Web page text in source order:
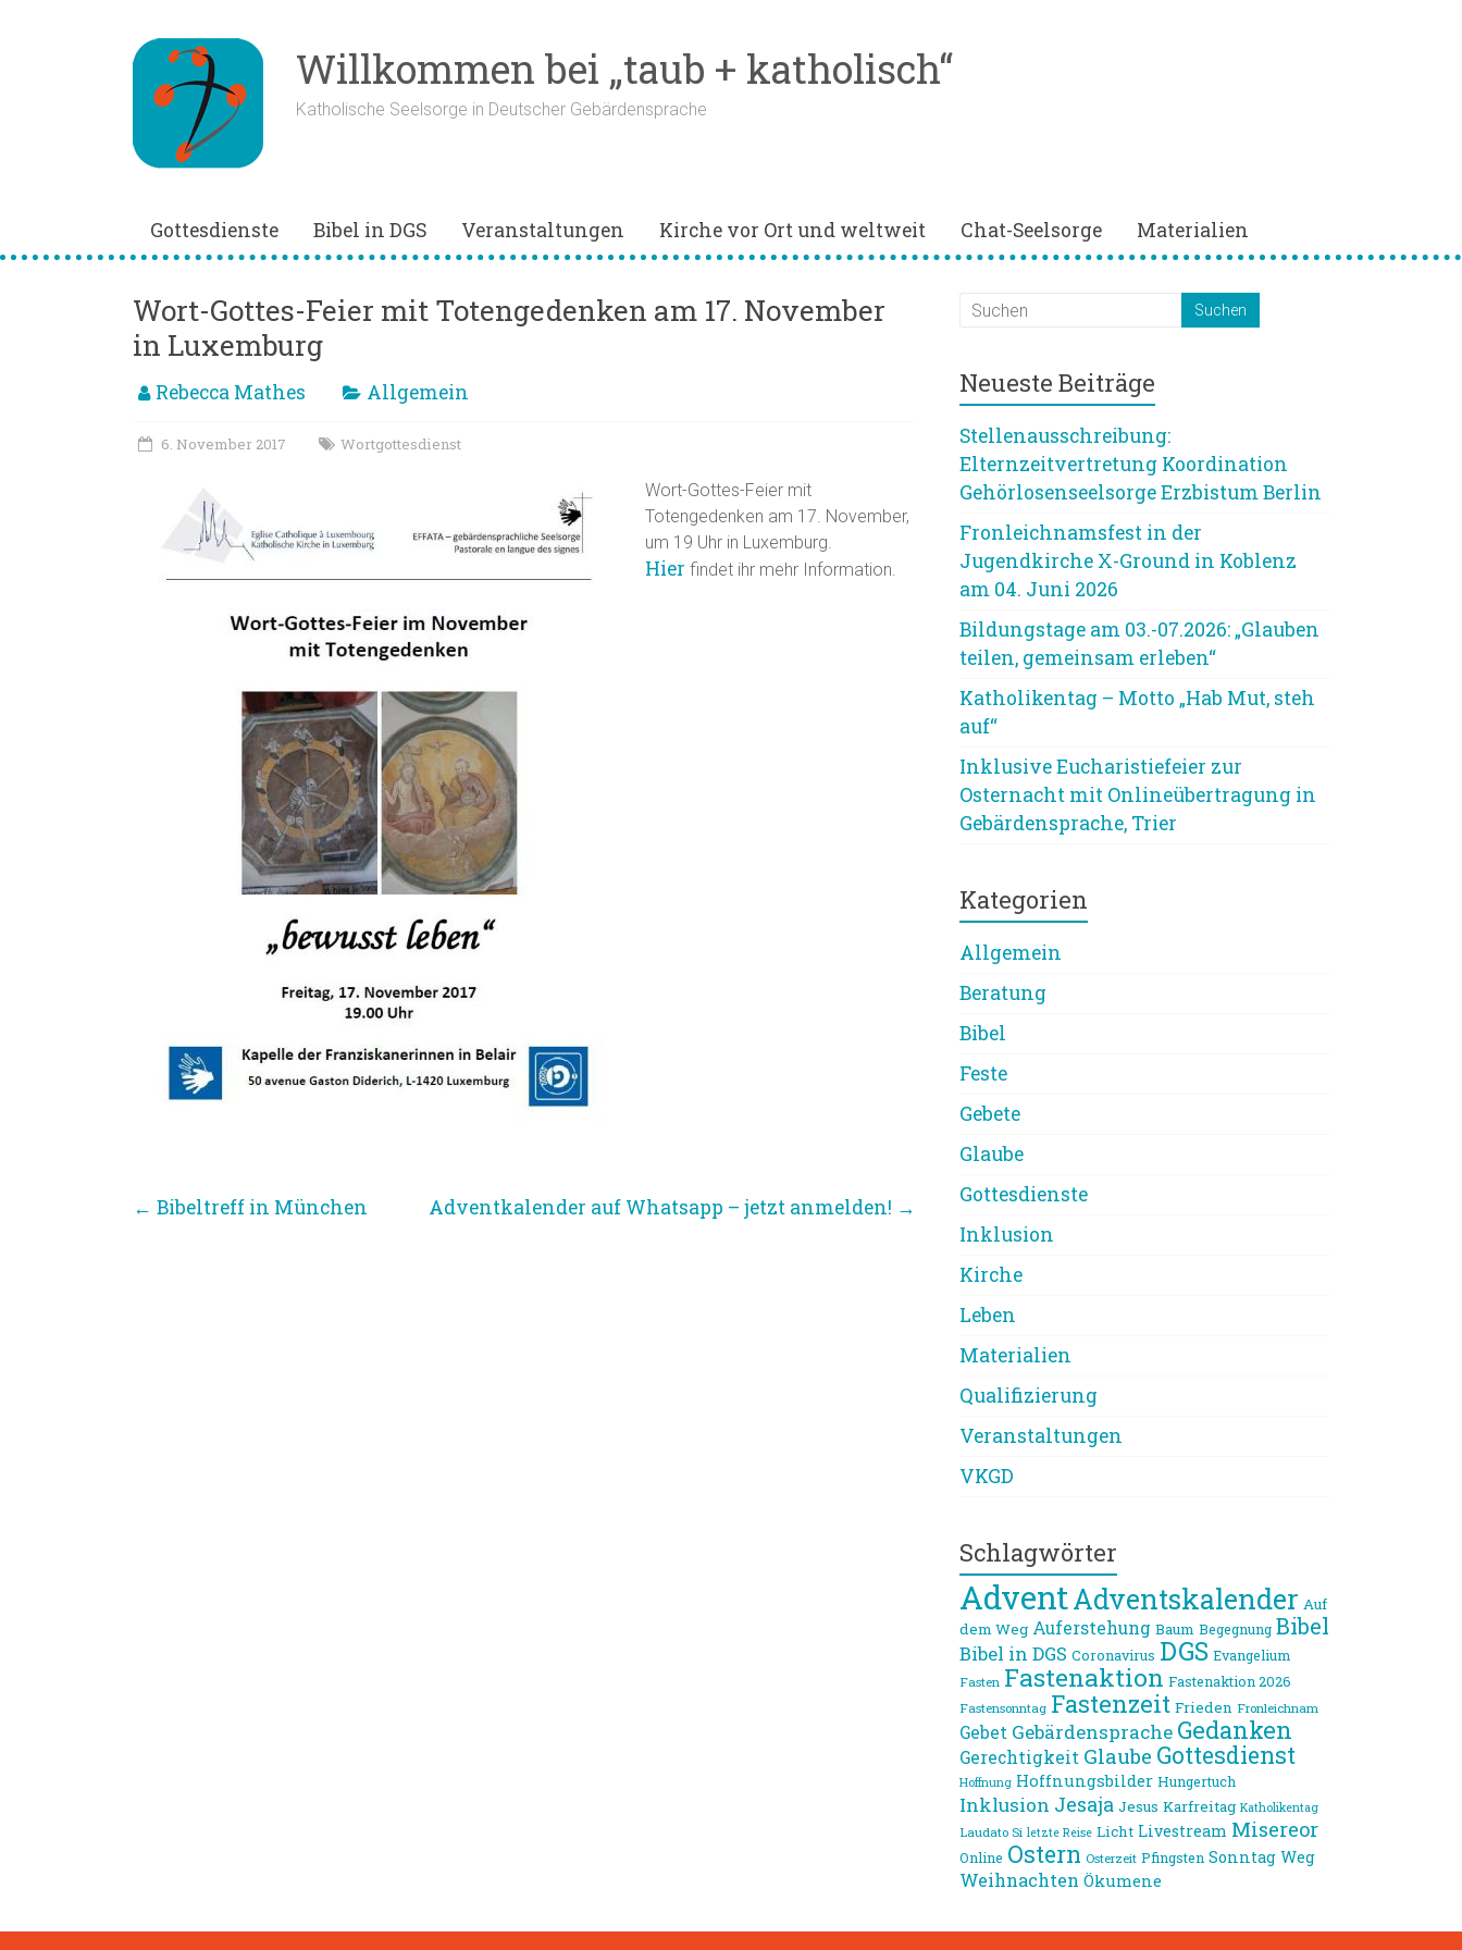
Willkommen bei „taub + katholisch“
Katholische Seelsorge in Deutscher Gebärdensprache
Gottesdienste Bibel in DGS Veranstaltungen Kirche vor Ort und weltweit Chat-Seelsorge Materialien
Wort-Gottes-Feier mit Totengedenken am 17. November
in Luxemburg
Rebecca Mathes Allgemein
6. November 2017 Wortgottesdienst
Wort-Gottes-Feier mit
Totengedenken am 17. November,
um 19 Uhr in Luxemburg.
Hier findet ihr mehr Information.
← Bibeltreff in München Adventkalender auf Whatsapp – jetzt anmelden! →
Neueste Beiträge
Stellenausschreibung:
Elternzeitvertretung Koordination
Gehörlosenseelsorge Erzbistum Berlin
Fronleichnamsfest in der
Jugendkirche X-Ground in Koblenz
am 04. Juni 2026
Bildungstage am 03.-07.2026: „Glauben
teilen, gemeinsam erleben“
Katholikentag – Motto „Hab Mut, steh
auf“
Inklusive Eucharistiefeier zur
Osternacht mit Onlineübertragung in
Gebärdensprache, Trier
Kategorien
Allgemein
Beratung
Bibel
Feste
Gebete
Glaube
Gottesdienste
Inklusion
Kirche
Leben
Materialien
Qualifizierung
Veranstaltungen
VKGD
Schlagwörter
AdventAdventskalender Auf
dem Weg Auferstehung Baum Begegnung Bibel
Bibel in DGS Coronavirus DGS Evangelium
Fasten Fastenaktion Fastenaktion 2026
Fastensonntag Fastenzeit Frieden Fronleichnam
Gebet Gebärdensprache Gedanken
Gerechtigkeit Glaube Gottesdienst
Hoffnung Hoffnungsbilder Hungertuch
Inklusion Jesaja Jesus Karfreitag Katholikentag
Laudato Si letzte Reise Licht Livestream Misereor
Online Ostern Osterzeit Pfingsten Sonntag Weg
Weihnachten Ökumene